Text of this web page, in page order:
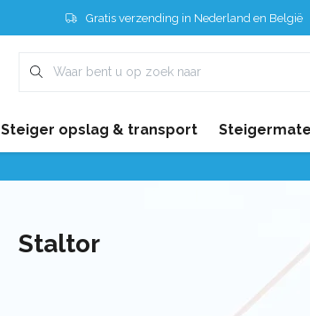
Gratis verzending in Nederland en België
Steiger opslag & transport
Staltor